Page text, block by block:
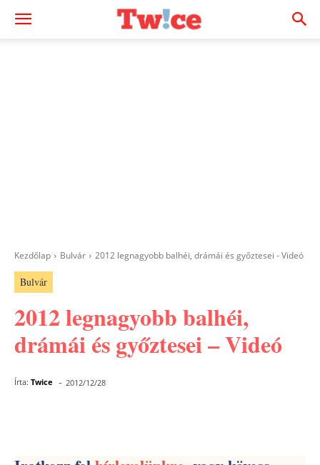
Kezdőlap Bulvár 2012 legnagyobb balhéi, drámái és győztesei - Videó
Bulvár
2012 legnagyobb balhéi,
drámái és győztesei – Videó
Írta: Twice - 2012/12/28